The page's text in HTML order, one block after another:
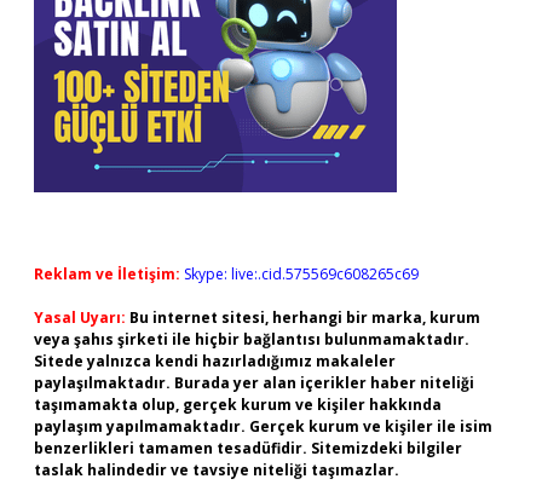
Reklam ve İletişim: Skype: live:.cid.575569c608265c69
Yasal Uyarı: Bu internet sitesi, herhangi bir marka, kurum
veya şahıs şirketi ile hiçbir bağlantısı bulunmamaktadır.
Sitede yalnızca kendi hazırladığımız makaleler
paylaşılmaktadır. Burada yer alan içerikler haber niteliği
taşımamakta olup, gerçek kurum ve kişiler hakkında
paylaşım yapılmamaktadır. Gerçek kurum ve kişiler ile isim
benzerlikleri tamamen tesadüfidir. Sitemizdeki bilgiler
taslak halindedir ve tavsiye niteliği taşımazlar.